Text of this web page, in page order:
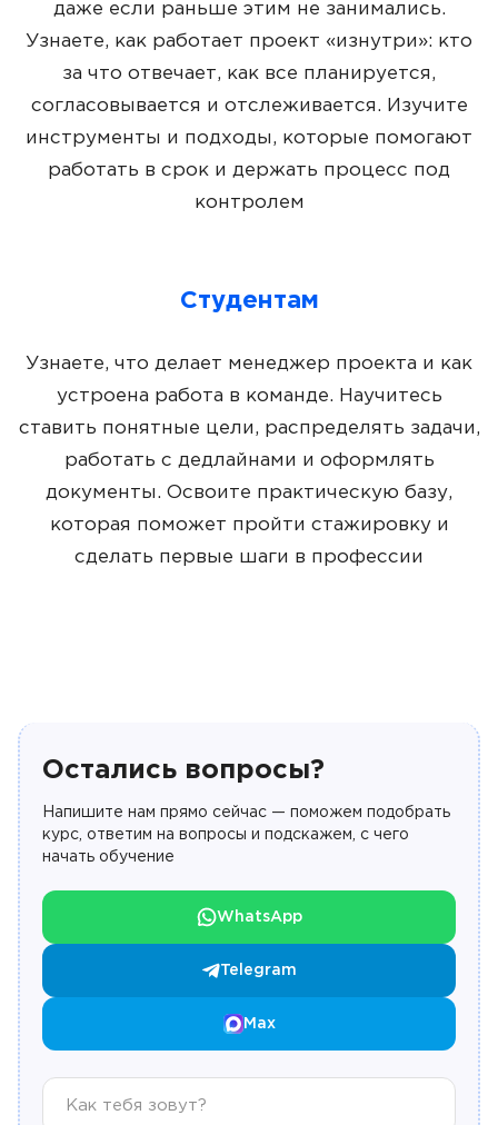
даже если раньше этим не занимались.
Узнаете, как работает проект «изнутри»: кто
за что отвечает, как все планируется,
согласовывается и отслеживается. Изучите
инструменты и подходы, которые помогают
работать в срок и держать процесс под
контролем
Студентам
Узнаете, что делает менеджер проекта и как
устроена работа в команде. Научитесь
ставить понятные цели, распределять задачи,
работать с дедлайнами и оформлять
документы. Освоите практическую базу,
которая поможет пройти стажировку и
сделать первые шаги в профессии
Остались вопросы?
Напишите нам прямо сейчас — поможем подобрать
курс, ответим на вопросы и подскажем, с чего
начать обучение
WhatsApp
Telegram
Max